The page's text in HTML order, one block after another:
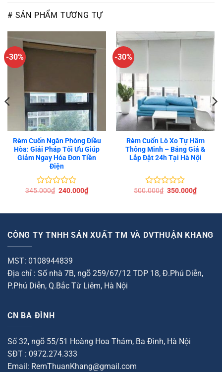
# SẢN PHẨM TƯƠNG TỰ
-30%
Rèm Cuốn Ngăn Phòng Điều
Hòa: Giải Pháp Tối Ưu Giúp
Giảm Ngay Hóa Đơn Tiền
Điện
Được
0
sao
345.000₫ Giá
240.000₫Giá
hiện
240.000₫.
-30%
Rèm Cuốn Lò Xo Tự Hãm
Thông Minh – Bảng Giá &
Lắp Đặt 24h Tại Hà Nội
Được
0
sao
500.000₫ Giá
350.000₫Giá
hiện
CÔNG TY TNHH SẢN XUẤT TM VÀ DVTHUẬN KHANG
MST: 0108944839
Địa chỉ : Số nhà 7B, ngõ 259/67/12 TDP 18, Đ.Phú Diễn,
P.Phú Diễn, Q.Bắc Từ Liêm, Hà Nội
CN BA ĐÌNH
Số 32, ngõ 55/51 Hoàng Hoa Thám, Ba Đình, Hà Nội
SĐT : 0972.274.333
Email: RemThuanKhang@gmail.com